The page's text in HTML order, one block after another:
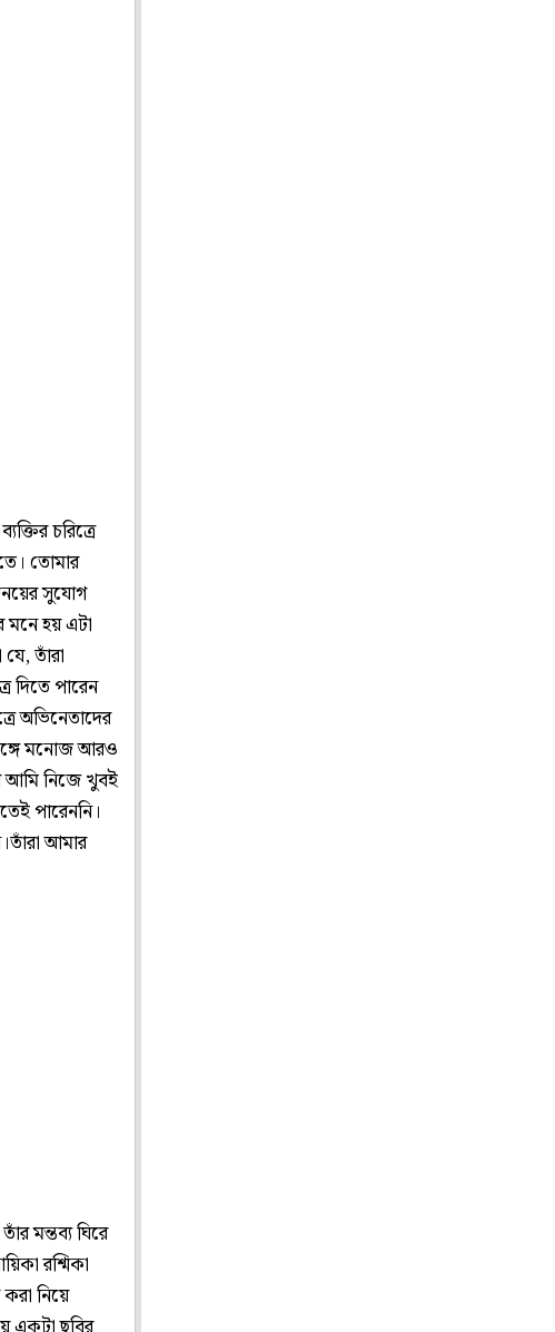
চরিত্রে
তোমার
সুযোগ
হয় এটা
তাঁরা
দিতে পারেন
অভিনেতাদের
মনোজ আরও
আমি নিজে খুবই
পারেননি।
আমার
মন্তব্য ঘিরে
রশ্মিকা
নিয়ে